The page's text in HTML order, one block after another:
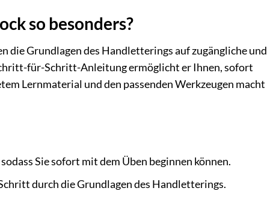
so besonders?
die Grundlagen des Handletterings auf zugängliche und
für-Schritt-Anleitung ermöglicht er Ihnen, sofort
Lernmaterial und den passenden Werkzeugen macht
Sie sofort mit dem Üben beginnen können.
durch die Grundlagen des Handletterings.